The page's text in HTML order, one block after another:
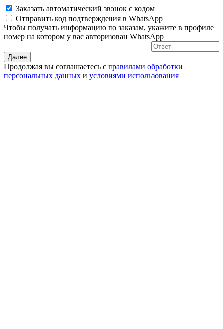
Заказать автоматический звонок с кодом
Отправить код подтверждения в WhatsApp
Чтобы получать информацию по заказам, укажите в профиле
номер на котором у вас авторизован WhatsApp
Далее
Продолжая вы соглашаетесь с правилами обработки
персональных данных и условиями использования